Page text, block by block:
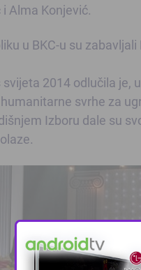
Alma Konjević.
u BKC-u su
2014 odlučila
svrhe za
Izboru dale su